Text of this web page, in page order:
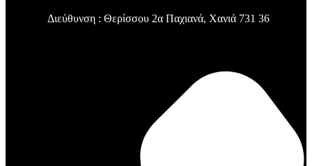
Διεύθυνση : Θερίσσου 2α Παχιανά, Χανιά 731 36